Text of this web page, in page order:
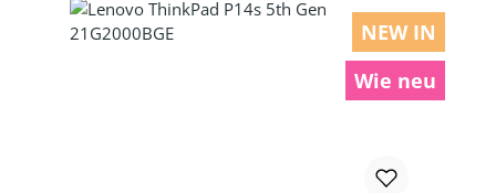
NEW IN
Wie neu